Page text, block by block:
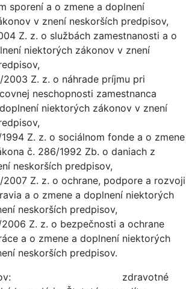
sporení a o zmene a doplnení
v znení neskorších predpisov,
Z. z. o službách zamestnanosti a o
niektorých zákonov v znení
Z. z. o náhrade príjmu pri
neschopnosti zamestnanca
niektorých zákonov v znení
Z. z. o sociálnom fonde a o zmene
č. 286/1992 Zb. o daniach z
neskorších predpisov,
Z. z. o ochrane, podpore a rozvoji
a o zmene a doplnení niektorých
neskorších predpisov,
Z. z. o bezpečnosti a ochrane
a o zmene a doplnení niektorých
neskorších predpisov.
zdravotné